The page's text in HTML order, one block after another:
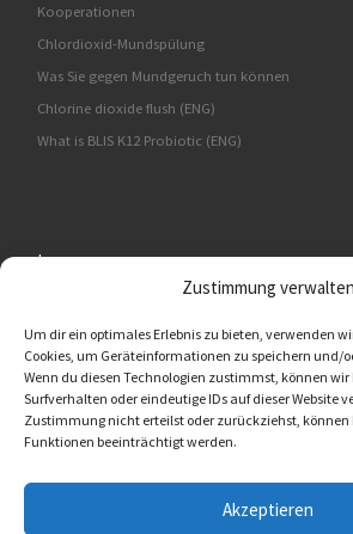
Zustimmung verwalten
Um dir ein optimales Erlebnis zu bieten, verwenden
Cookies, um Geräteinformationen zu speichern und/
Wenn du diesen Technologien zustimmst, können
Surfverhalten oder eindeutige IDs auf dieser Website
Zustimmung nicht erteilst oder zurückziehst,
Funktionen beeinträchtigt werden.
Akzeptieren
Kooperationen
Chlordioxid-Mundspülung
Was Sie gegen Mundgeruch tun können
Chlorine dioxide flush (ENG)
What is BLIS K12 Probiotic (ENG)
Impressum
An der Kolonnade 11
10117 Berlin
Oralflora® Deutschland
info@oralflora.de
www.oralflora.de